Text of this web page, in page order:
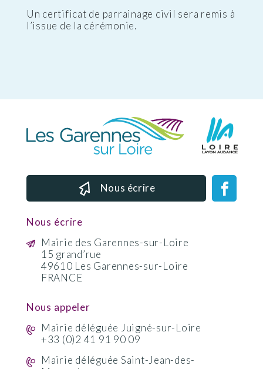
Un certificat de parrainage civil sera remis à
l’issue de la cérémonie.
Nous écrire
Nous écrire
Mairie des Garennes-sur-Loire
15 grand’rue
49610 Les Garennes-sur-Loire
FRANCE
Nous appeler
Mairie déléguée Juigné-sur-Loire
+33 (0)2 41 91 90 09
Mairie déléguée Saint-Jean-des-